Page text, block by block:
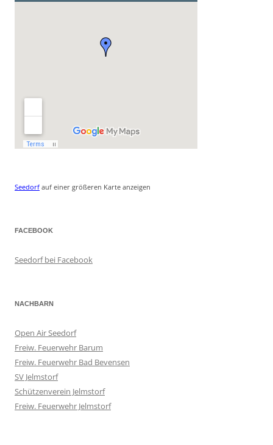
Seedorf auf einer größeren Karte anzeigen
FACEBOOK
Seedorf bei Facebook
NACHBARN
Open Air Seedorf
Freiw. Feuerwehr Barum
Freiw. Feuerwehr Bad Bevensen
SV Jelmstorf
Schützenverein Jelmstorf
Freiw. Feuerwehr Jelmstorf